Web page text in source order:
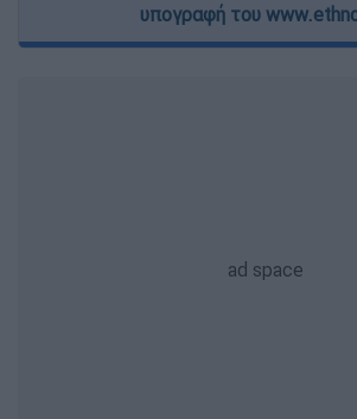
υπογραφή του